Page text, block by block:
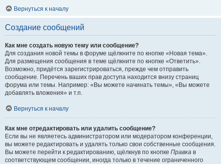
Вернуться к началу
Создание сообщений
Как мне создать новую тему или сообщение?
Для создания новой темы в форуме щёлкните по кнопке «Новая тема».
Для размещения сообщения в теме щёлкните по кнопке «Ответить».
Возможно, придётся зарегистрироваться, прежде чем отправить
сообщение. Перечень ваших прав доступа находится внизу страниц
форума или темы. Например: «Вы можете начинать темы», «Вы можете
добавлять вложения» и т.п.
Вернуться к началу
Как мне отредактировать или удалить сообщение?
Если вы не являетесь администратором или модератором конференции,
вы можете редактировать и удалять только свои собственные сообщения.
Вы можете перейти к редактированию, щёлкнув по кнопке Правка в
соответствующем сообщении, иногда только в течение ограниченного